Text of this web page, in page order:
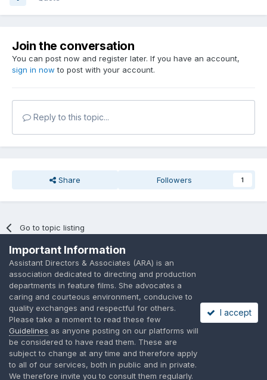
Join the conversation
You can post now and register later. If you have an account,
sign in now to post with your account.
Reply to this topic...
Share Followers 1
Go to topic listing
Language Privacy Policy Contact Us Cookies
A place to share suggested by ARAssocies.com
Important Information
Assistant Directors & Associates (ARA) is an
association dedicated to directing and production
departments in feature films. She advocates a
caring and courteous environment, conducive to
quality exchanges and respectful for others.
Please take a moment to read these few
Guidelines as anyone posting on our platforms will
be considered to have read them. These are
subject to change at any time and therefore apply
to all of our services, both in public and in private.
We therefore invite you to consult them regularly.
I accept